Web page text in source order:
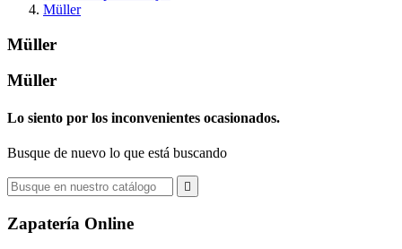
Müller
Müller
Müller
Lo siento por los inconvenientes ocasionados.
Busque de nuevo lo que está buscando

Zapatería Online